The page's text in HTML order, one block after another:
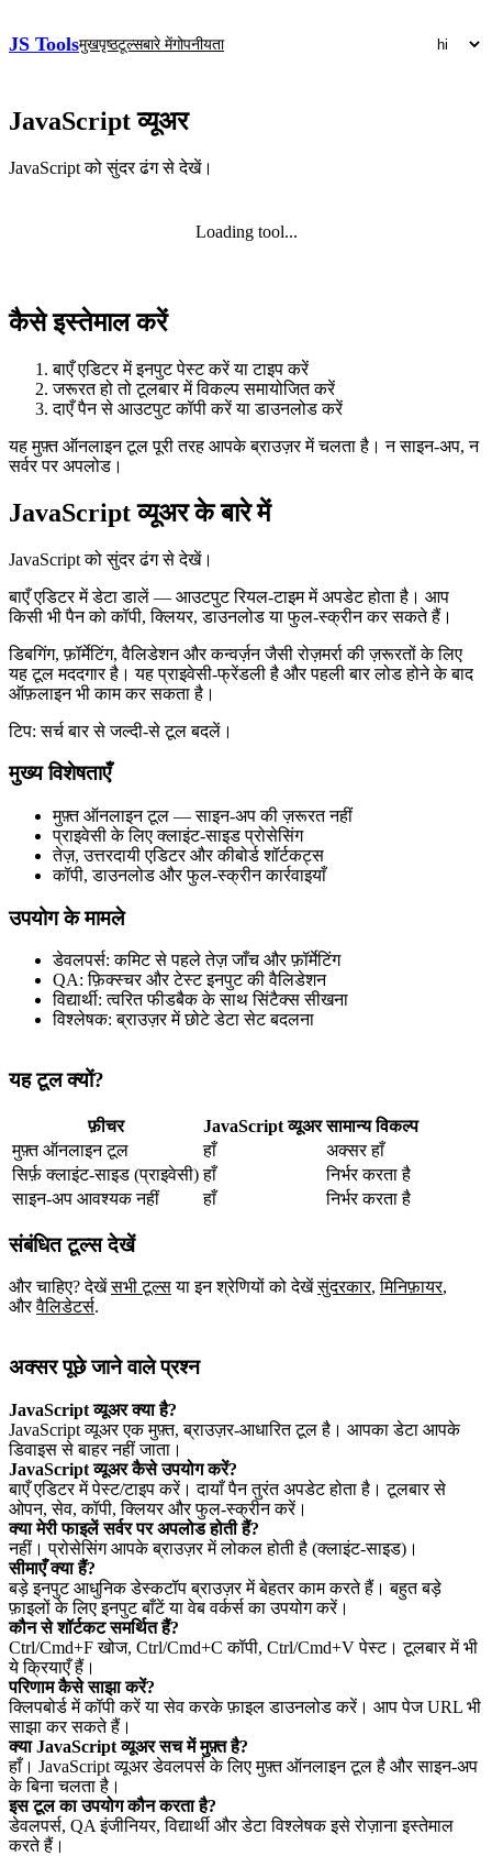
JS Toolsमुखपृष्ठटूल्सबारे मेंगोपनीयता
JavaScript व्यूअर
JavaScript को सुंदर ढंग से देखें।
Loading tool...
कैसे इस्तेमाल करें
बाएँ एडिटर में इनपुट पेस्ट करें या टाइप करें
जरूरत हो तो टूलबार में विकल्प समायोजित करें
दाएँ पैन से आउटपुट कॉपी करें या डाउनलोड करें
यह मुफ़्त ऑनलाइन टूल पूरी तरह आपके ब्राउज़र में चलता है। न साइन‑अप, न
सर्वर पर अपलोड।
JavaScript व्यूअर के बारे में
JavaScript को सुंदर ढंग से देखें।
बाएँ एडिटर में डेटा डालें — आउटपुट रियल‑टाइम में अपडेट होता है। आप
किसी भी पैन को कॉपी, क्लियर, डाउनलोड या फुल‑स्क्रीन कर सकते हैं।
डिबगिंग, फ़ॉर्मेटिंग, वैलिडेशन और कन्वर्ज़न जैसी रोज़मर्रा की ज़रूरतों के लिए
यह टूल मददगार है। यह प्राइवेसी‑फ्रेंडली है और पहली बार लोड होने के बाद
ऑफ़लाइन भी काम कर सकता है।
टिप: सर्च बार से जल्दी‑से टूल बदलें।
मुख्य विशेषताएँ
मुफ़्त ऑनलाइन टूल — साइन‑अप की ज़रूरत नहीं
प्राइवेसी के लिए क्लाइंट‑साइड प्रोसेसिंग
तेज़, उत्तरदायी एडिटर और कीबोर्ड शॉर्टकट्स
कॉपी, डाउनलोड और फुल‑स्क्रीन कार्रवाइयाँ
उपयोग के मामले
डेवलपर्स: कमिट से पहले तेज़ जाँच और फ़ॉर्मेटिंग
QA: फ़िक्स्चर और टेस्ट इनपुट की वैलिडेशन
विद्यार्थी: त्वरित फीडबैक के साथ सिंटैक्स सीखना
विश्लेषक: ब्राउज़र में छोटे डेटा सेट बदलना
यह टूल क्यों?
फ़ीचर JavaScript व्यूअर सामान्य विकल्प
मुफ़्त ऑनलाइन टूल
हाँ
अक्सर हाँ
सिर्फ़ क्लाइंट‑साइड (प्राइवेसी) हाँ
निर्भर करता है
साइन‑अप आवश्यक नहीं
हाँ निर्भर करता है
संबंधित टूल्स देखें
और चाहिए? देखें सभी टूल्स या इन श्रेणियों को देखें सुंदरकार,मिनिफ़ायर,
और वैलिडेटर्स.
अक्सर पूछे जाने वाले प्रश्न
JavaScript व्यूअर क्या है?
JavaScript व्यूअर एक मुफ़्त, ब्राउज़र‑आधारित टूल है। आपका डेटा आपके
डिवाइस से बाहर नहीं जाता।
JavaScript व्यूअर कैसे उपयोग करें?
बाएँ एडिटर में पेस्ट/टाइप करें। दायाँ पैन तुरंत अपडेट होता है। टूलबार से
ओपन, सेव, कॉपी, क्लियर और फुल‑स्क्रीन करें।
क्या मेरी फाइलें सर्वर पर अपलोड होती हैं?
नहीं। प्रोसेसिंग आपके ब्राउज़र में लोकल होती है (क्लाइंट‑साइड)।
सीमाएँ क्या हैं?
बड़े इनपुट आधुनिक डेस्कटॉप ब्राउज़र में बेहतर काम करते हैं। बहुत बड़े
फ़ाइलों के लिए इनपुट बाँटें या वेब वर्कर्स का उपयोग करें।
कौन से शॉर्टकट समर्थित हैं?
Ctrl/Cmd+F खोज, Ctrl/Cmd+C कॉपी, Ctrl/Cmd+V पेस्ट। टूलबार में भी
ये क्रियाएँ हैं।
परिणाम कैसे साझा करें?
क्लिपबोर्ड में कॉपी करें या सेव करके फ़ाइल डाउनलोड करें। आप पेज URL भी
साझा कर सकते हैं।
क्या JavaScript व्यूअर सच में मुफ़्त है?
हाँ। JavaScript व्यूअर डेवलपर्स के लिए मुफ़्त ऑनलाइन टूल है और साइन‑अप
के बिना चलता है।
इस टूल का उपयोग कौन करता है?
डेवलपर्स, QA इंजीनियर, विद्यार्थी और डेटा विश्लेषक इसे रोज़ाना इस्तेमाल
करते हैं।